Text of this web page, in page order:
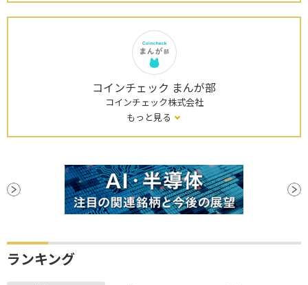
コインチェック まんが部
コインチェック株式会社
もっと見る
ランキング